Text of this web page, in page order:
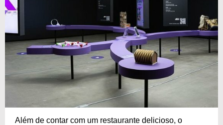
Além de contar com um restaurante delicioso, o